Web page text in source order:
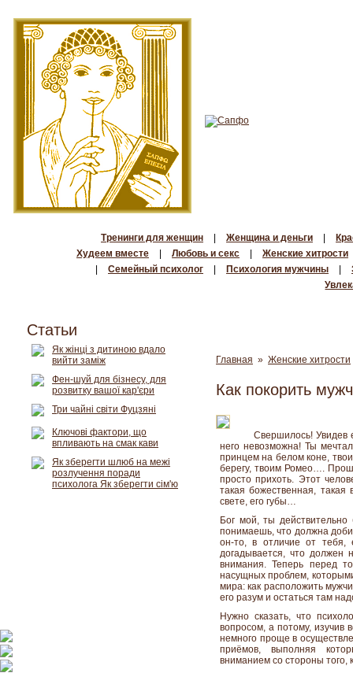
Тренинги для женщин Женщина и деньги
Худеем вместе
Любовь и секс
Женские хитрости
Семейный психолог Психология мужчины
Главная » Женские хитрости
Как покорить
Свершилось! Увидев
него невозможна! Ты
принцем на белом коне,
берегу, твоим Ромео….
просто прихоть. Этот
такая божественная,
свете, его губы…
Бог мой, ты
понимаешь, что должна
он-то, в отличие от
догадывается, что должен
внимания. Теперь перед
насущных проблем,
мира: как расположить
его разум и остаться там
Нужно сказать, что
вопросом, а потому, изучив
немного проще в
приёмов, выполняя
вниманием со стороны того,
Статьи
Як жінці з дитиною вдало
вийти заміж
Фен-шуй для бізнесу, для
розвитку вашої кар'єри
Три чайні світи Фуцзяні
Ключові фактори, що
впливають на смак кави
Як зберегти шлюб на межі
розлучення поради
психолога Як зберегти сім'ю